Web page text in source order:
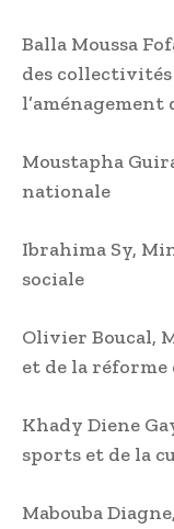
Balla Moussa
des
Moustapha
nationale
Ibrahima Sy,
sociale
Olivier Boucal,
et de la
Khady Diene
sports et de la
Mabouba